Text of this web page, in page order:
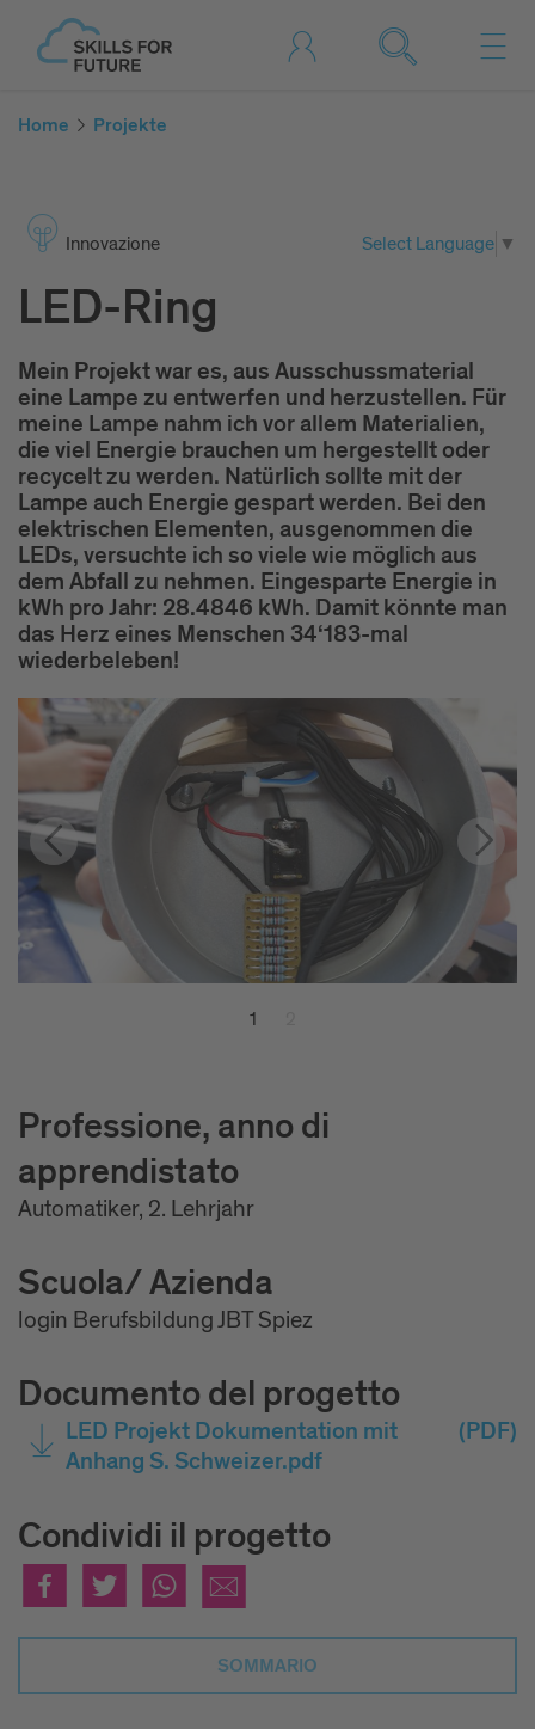
Home Projekte
Inno­va­zione Select Language ▼
LED-Ring
Mein Projekt war es, aus Ausschussmaterial
eine Lampe zu entwerfen und herzustellen. Für
meine Lampe nahm ich vor allem Materialien,
die viel Energie brauchen um hergestellt oder
recycelt zu werden. Natürlich sollte mit der
Lampe auch Energie gespart werden. Bei den
elektrischen Elementen, ausgenommen die
LEDs, versuchte ich so viele wie möglich aus
dem Abfall zu nehmen. Eingesparte Energie in
kWh pro Jahr: 28.4846 kWh. Damit könnte man
das Herz eines Menschen 34‘183-mal
wiederbeleben!
1
Professione, anno di
apprendistato
Automatiker, 2. Lehrjahr
Scuola/ Azienda
login Berufsbildung JBT Spiez
Documento del progetto
LED Projekt Dokumentation mit
Anhang S. Schweizer.pdf
(PDF)
Condividi il progetto
SOMMARIO